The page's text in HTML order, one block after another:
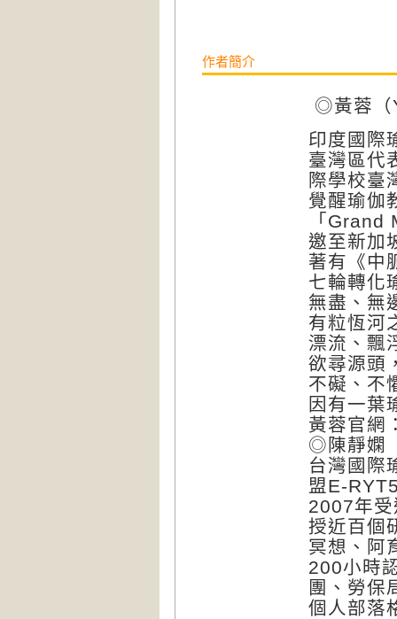
作者簡介
◎黃蓉（
印度國際
臺灣區代
際學校臺
覺醒瑜伽
「
邀至新加
著有《中
七輪轉化
無盡、無
有粒恆河
漂流、飄
欲尋源頭
不礙、不
因有一葉
黃蓉官網
◎陳靜嫻
台灣國際
盟E-
2007年
授近百個
冥想、阿
200小時
團、勞保
個人部落